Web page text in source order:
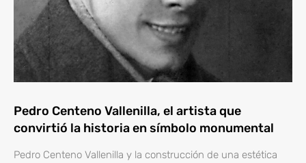
Pedro Centeno Vallenilla, el artista que
convirtió la historia en símbolo monumental
Pedro Centeno Vallenilla y la construcción de una estética